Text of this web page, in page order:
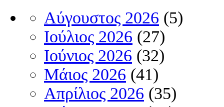
Αύγουστος 2026 (5)
Ιούλιος 2026 (27)
Ιούνιος 2026 (32)
Μάιος 2026 (41)
Απρίλιος 2026 (35)